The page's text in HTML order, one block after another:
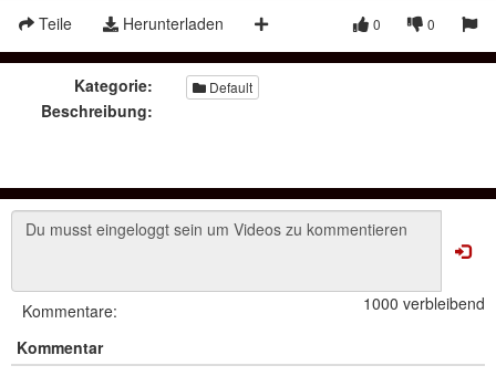
Teile Herunterladen 0
0
Kategorie: Default
Beschreibung:
1000 verbleibend
Kommentare:
Kommentar